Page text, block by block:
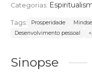
Categorias:
Tags: Prosperidade
Desenvolvimento pessoal
Sinopse